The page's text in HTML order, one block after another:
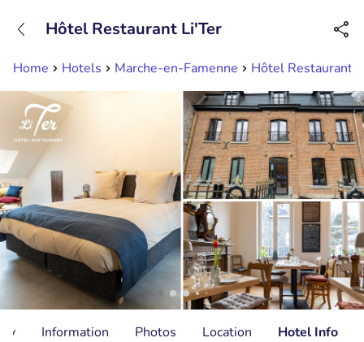
Available until 23:00
Home Hotels Marche-en-Famenne Hôtel Restaurant
Hôtel Restaurant Li'Ter
Information Photos Location Hotel Info